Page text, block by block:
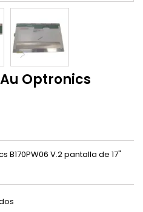
Optronics
B170PW06 V.2 pantalla de 17"